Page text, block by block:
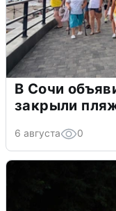
В Сочи
закрыли
6 августа 0